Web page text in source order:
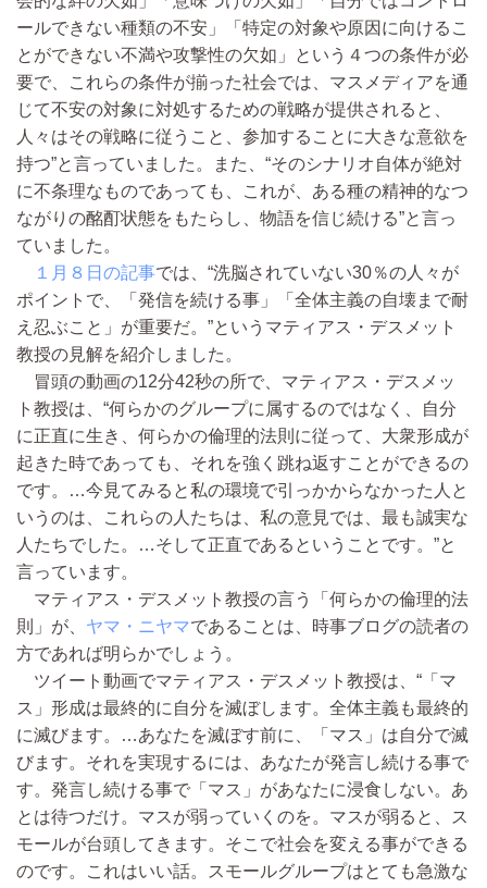
ールできない種類の不安」「特定の対象や原因に向けるこ
とができない不満や攻撃性の欠如」という４つの条件が必
要で、これらの条件が揃った社会では、マスメディアを通
じて不安の対象に対処するための戦略が提供されると、
人々はその戦略に従うこと、参加することに大きな意欲を
持つ”と言っていました。また、“そのシナリオ自体が絶対
に不条理なものであっても、これが、ある種の精神的なつ
ながりの酩酊状態をもたらし、物語を信じ続ける”と言っ
ていました。
１月８日の記事では、“洗脳されていない30％の人々が
ポイントで、「発信を続ける事」「全体主義の自壊まで耐
え忍ぶこと」が重要だ。”というマティアス・デスメット
教授の見解を紹介しました。
冒頭の動画の12分42秒の所で、マティアス・デスメッ
ト教授は、“何らかのグループに属するのではなく、自分
に正直に生き、何らかの倫理的法則に従って、大衆形成が
起きた時であっても、それを強く跳ね返すことができるの
です。…今見てみると私の環境で引っかからなかった人と
いうのは、これらの人たちは、私の意見では、最も誠実な
人たちでした。…そして正直であるということです。”と
言っています。
マティアス・デスメット教授の言う「何らかの倫理的法
則」が、 ヤマ・ニヤマであることは、時事ブログの読者の
方であれば明らかでしょう。
ツイート動画でマティアス・デスメット教授は、“「マ
ス」形成は最終的に自分を滅ぼします。全体主義も最終的
に滅びます。…あなたを滅ぼす前に、「マス」は自分で滅
びます。それを実現するには、あなたが発言し続ける事で
す。発言し続ける事で「マス」があなたに浸食しない。あ
とは待つだけ。マスが弱っていくのを。マスが弱ると、ス
モールが台頭してきます。そこで社会を変える事ができる
のです。これはいい話。スモールグループはとても急激な